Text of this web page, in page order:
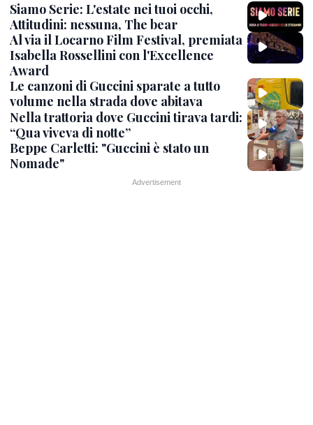
Siamo Serie: L'estate nei tuoi occhi,
Attitudini: nessuna, The bear
Al via il Locarno Film Festival, premiata
Isabella Rossellini con l'Excellence
Award
Le canzoni di Guccini sparate a tutto
volume nella strada dove abitava
Nella trattoria dove Guccini tirava tardi:
“Qua viveva di notte”
Beppe Carletti: "Guccini è stato un
Nomade"